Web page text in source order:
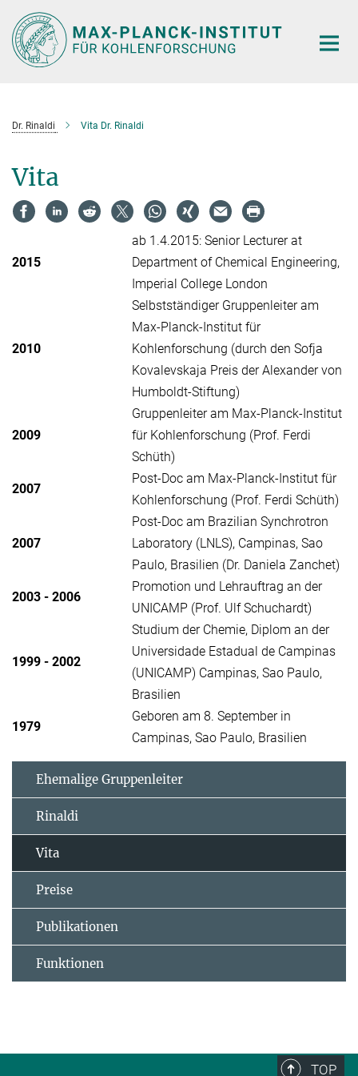
Hauptinhalt
Dr. Rinaldi Vita Dr. Rinaldi
Vita
2015
ab 1.4.2015: Senior Lecturer at
Department of Chemical Engineering,
Imperial College London
2010
Selbstständiger Gruppenleiter am
Max-Planck-Institut für
Kohlenforschung (durch den Sofja
Kovalevskaja Preis der Alexander von
Humboldt-Stiftung)
2009
Gruppenleiter am Max-Planck-Institut
für Kohlenforschung (Prof. Ferdi
Schüth)
2007
Post-Doc am Max-Planck-Institut für
Kohlenforschung (Prof. Ferdi Schüth)
2007
Post-Doc am Brazilian Synchrotron
Laboratory (LNLS), Campinas, Sao
Paulo, Brasilien (Dr. Daniela Zanchet)
2003 - 2006
Promotion und Lehrauftrag an der
UNICAMP (Prof. Ulf Schuchardt)
1999 - 2002
Studium der Chemie, Diplom an der
Universidade Estadual de Campinas
(UNICAMP) Campinas, Sao Paulo,
Brasilien
1979
Geboren am 8. September in
Campinas, Sao Paulo, Brasilien
Ehemalige Gruppenleiter
Rinaldi
Vita
Preise
Publikationen
Funktionen
TOP